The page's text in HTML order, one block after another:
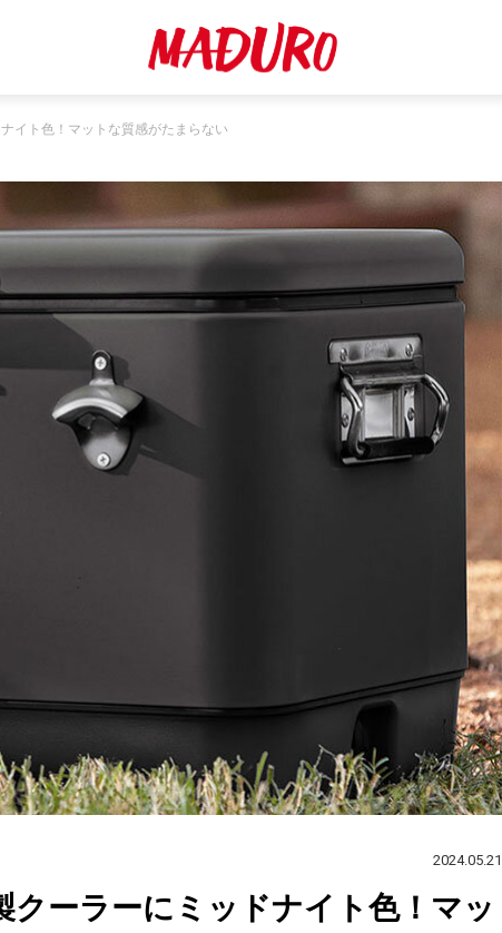
イト色！マットな質感がたまらない
2024.05.21
クーラーにミッドナイト色！マッ